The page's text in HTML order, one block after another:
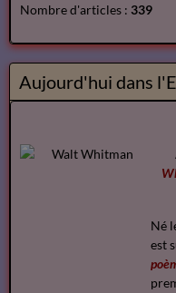
Nombre d'articles : 339
Aujourd'hui dans
Né
est